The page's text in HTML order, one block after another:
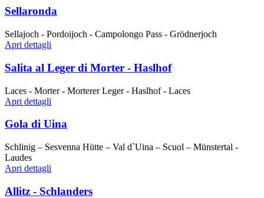
Sellaronda
Sellajoch - Pordoijoch - Campolongo Pass - Grödnerjoch
Apri dettagli
Salita al Leger di Morter - Haslhof
Laces - Morter - Morterer Leger - Haslhof - Laces
Apri dettagli
Gola di Uina
Schlinig – Sesvenna Hütte – Val d`Uina – Scuol – Münstertal -
Laudes
Apri dettagli
Allitz - Schlanders